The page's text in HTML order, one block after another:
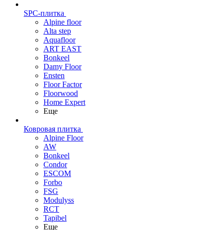
SPC-плитка
Alpine floor
Alta step
Aquafloor
ART EAST
Bonkeel
Damy Floor
Ensten
Floor Factor
Floorwood
Home Expert
Еще
Ковровая плитка
Alpine Floor
AW
Bonkeel
Condor
ESCOM
Forbo
FSG
Modulyss
RCT
Tapibel
Еще